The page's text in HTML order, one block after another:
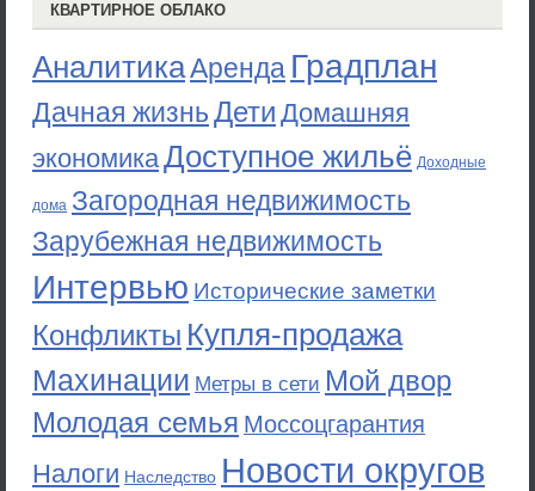
КВАРТИРНОЕ ОБЛАКО
АналитикаАренда Градплан
Дачная жизньДети Домашняя
экономикаДоступное жильё Доходные
дома Загородная недвижимость
Зарубежная недвижимость
Интервью Исторические заметки
Конфликты Купля-продажа
Махинации Метры в сети Мой двор
Молодая семья Моссоцгарантия
Налоги Наследство Новости округов